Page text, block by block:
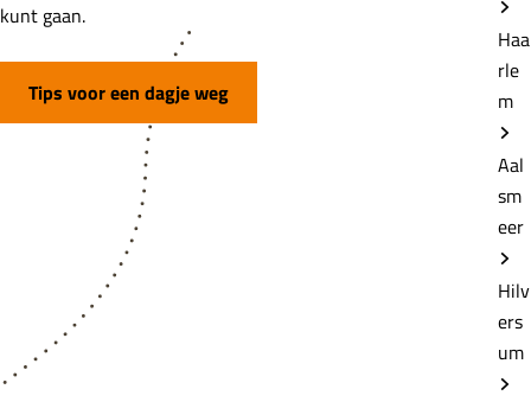
Haa
rle
m
Aal
sm
eer
Hilv
ers
um
kunt gaan.
Tips voor een dagje weg